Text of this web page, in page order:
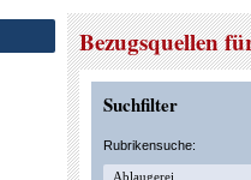
Bezugsquellen
Suchfilter
Rubrikensuche: